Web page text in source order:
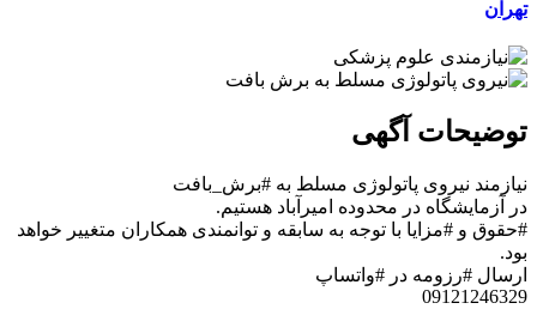
تهران
توضیحات آگهی
نیازمند نیروی پاتولوژی مسلط به #برش_بافت
در آزمایشگاه در محدوده امیرآباد هستیم.
#حقوق و #مزایا با توجه به سابقه و توانمندی همکاران متغییر خواهد
بود.
ارسال #رزومه در #واتساپ
09121246329